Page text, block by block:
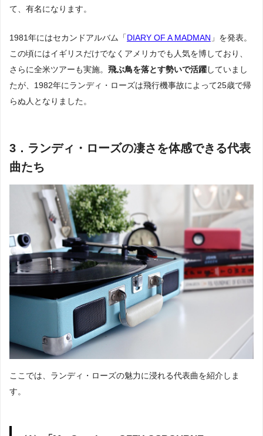
て、有名になります。
1981年にはセカンドアルバム「DIARY OF A MADMAN 」を発表。
この頃にはイギリスだけでなくアメリカでも人気を博しており、
さらに全米ツアーも実施。 飛ぶ鳥を落とす勢いで活躍していまし
たが、1982年にランディ・ローズは飛行機事故によって25歳で帰
らぬ人となりました。
3．ランディ・ローズの凄さを体感できる代表
曲たち
ここでは、ランディ・ローズの魅力に浸れる代表曲を紹介しま
す。